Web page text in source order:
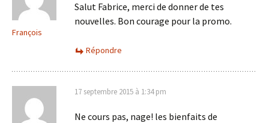
François
Salut Fabrice, merci de donner de tes
nouvelles. Bon courage pour la promo.
Répondre
17 septembre 2015 à 1:34 pm
Ne cours pas, nage! les bienfaits de